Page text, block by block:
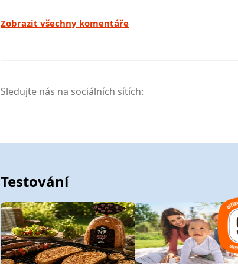
Zobrazit všechny komentáře
Sledujte nás na sociálních sítích:
Testování